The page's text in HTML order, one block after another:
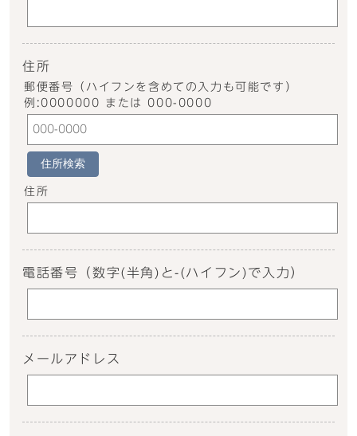
住所
郵便番号（ハイフンを含めての入力も可能です）
例:0000000 または 000-0000
住所検索
住所
電話番号 （数字(半角)と-(ハイフン)で入力）
メールアドレス